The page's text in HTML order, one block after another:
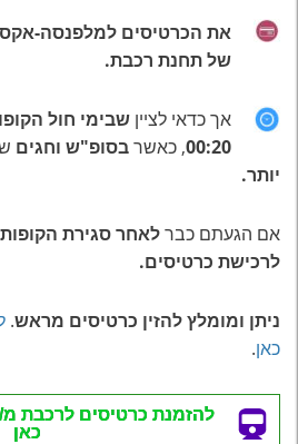
את הכרטיסים למלפנסה-
של תחנת רכבת.
אך כדאי לציין
00:20, כאשרבסופ"ש וחגים
יותר.
אם הגעתם כברלאחר סגירת
לרכישת כרטיסים.
ניתן ומומלץ להזין כרטיסים מראש.
כאן.
להזמנת כרטיסים לרכבת
כאן